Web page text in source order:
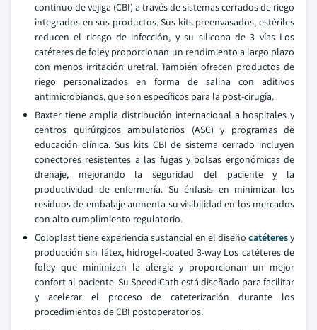
continuo de vejiga (CBI) a través de sistemas cerrados de riego
integrados en sus productos. Sus kits preenvasados, estériles
reducen el riesgo de infección, y su silicona de 3 vías Los
catéteres de foley proporcionan un rendimiento a largo plazo
con menos irritación uretral. También ofrecen productos de
riego personalizados en forma de salina con aditivos
antimicrobianos, que son específicos para la post-cirugía.
Baxter tiene amplia distribución internacional a hospitales y
centros quirúrgicos ambulatorios (ASC) y programas de
educación clínica. Sus kits CBI de sistema cerrado incluyen
conectores resistentes a las fugas y bolsas ergonómicas de
drenaje, mejorando la seguridad del paciente y la
productividad de enfermería. Su énfasis en minimizar los
residuos de embalaje aumenta su visibilidad en los mercados
con alto cumplimiento regulatorio.
Coloplast tiene experiencia sustancial en el diseño catéteresy
producción sin látex, hidrogel-coated 3-way Los catéteres de
foley que minimizan la alergia y proporcionan un mejor
confort al paciente. Su SpeediCath está diseñado para facilitar
y acelerar el proceso de cateterización durante los
procedimientos de CBI postoperatorios.